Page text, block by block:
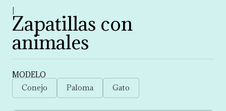
Zapatillas con
animales
MODELO
Conejo
Paloma Gato